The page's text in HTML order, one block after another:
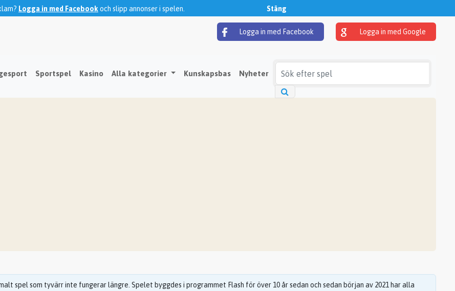
Logga in med Facebook och slipp annonser i spelen. Stäng
Logga in med Facebook Logga in med Google
Sportspel Kasino Alla kategorier Kunskapsbas Nyheter
spel som tyvärr inte fungerar längre. Spelet byggdes i programmet Flash för över 10 år sedan och sedan början av 2021 har alla